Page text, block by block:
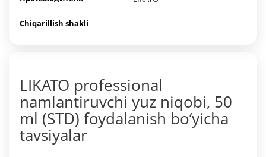
Chiqarillish shakli
LIKATO professional
namlantiruvchi yuz niqobi, 50
ml (STD) foydalanish bo‘yicha
tavsiyalar